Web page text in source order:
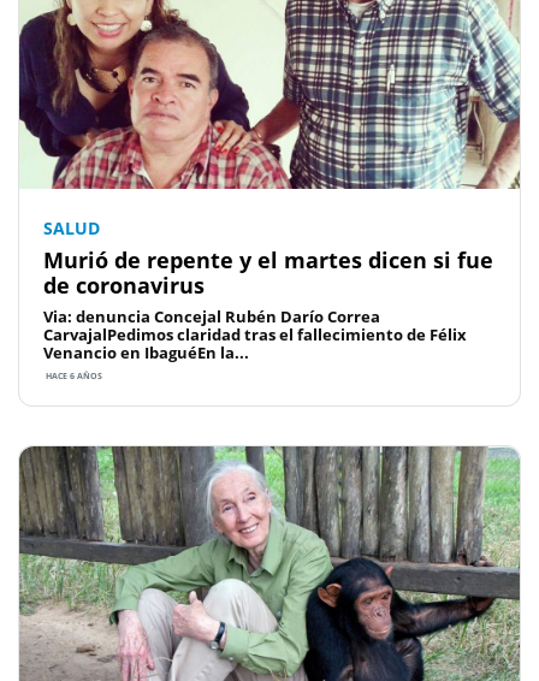
SALUD
Murió de repente y el martes dicen si fue
de coronavirus
Via: denuncia Concejal Rubén Darío Correa
CarvajalPedimos claridad tras el fallecimiento de Félix
Venancio en IbaguéEn la...
HACE 6 AÑOS